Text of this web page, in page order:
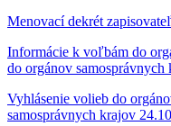
Menovací dekrét
Informácie k voľbám do
do orgánov samosprávnych
Vyhlásenie volieb do
samosprávnych krajov